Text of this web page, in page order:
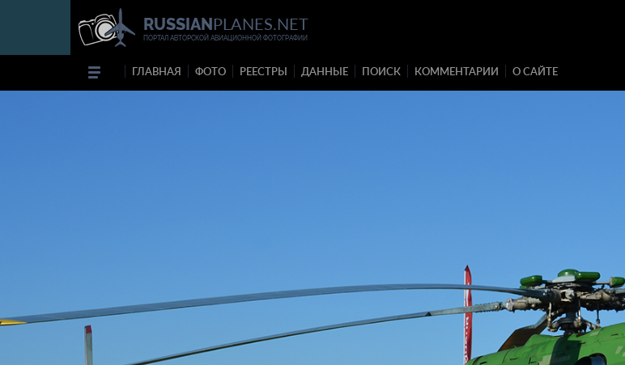
RUSSIANPLANES.NET
ПОРТАЛ АВТОРСКОЙ АВИАЦИОННОЙ ФОТОГРАФИИ
ГЛАВНАЯ ФОТО РЕЕСТРЫ ДАННЫЕ ПОИСК КОММЕНТАРИИ О САЙТЕ